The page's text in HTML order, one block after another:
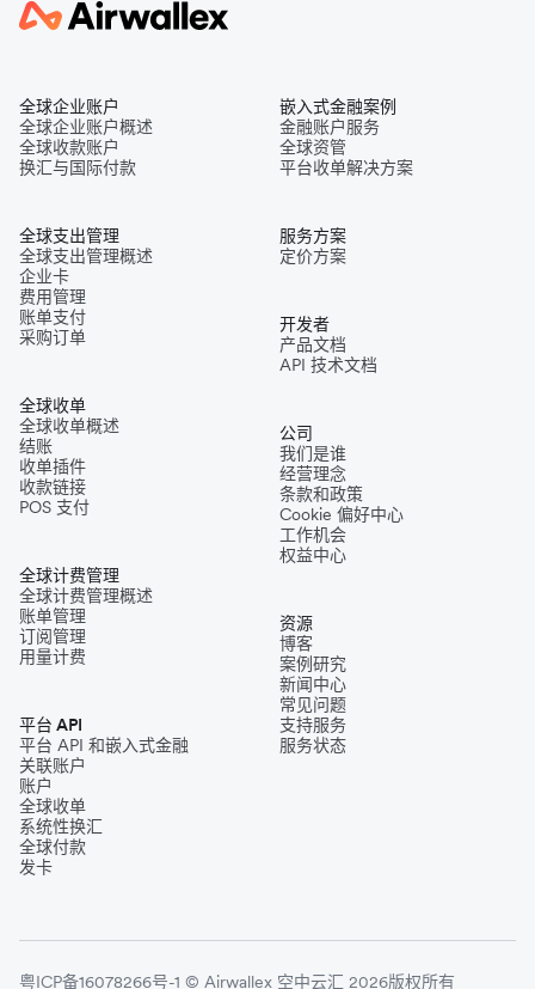
全球企业账户
全球企业账户概述
全球收款账户
换汇与国际付款
全球支出管理
全球支出管理概述
企业卡
费用管理
账单支付
采购订单
全球收单
全球收单概述
结账
收单插件
收款链接
POS 支付
全球计费管理
全球计费管理概述
账单管理
订阅管理
用量计费
平台 API
平台 API 和嵌入式金融
关联账户
账户
全球收单
系统性换汇
全球付款
发卡
嵌入式金融案例
金融账户服务
全球资管
平台收单解决方案
服务方案
定价方案
开发者
产品文档
API 技术文档
公司
我们是谁
经营理念
条款和政策
Cookie 偏好中心
工作机会
权益中心
资源
博客
案例研究
新闻中心
常见问题
支持服务
服务状态
粤ICP备16078266号-1 © Airwallex 空中云汇 2026版权所有